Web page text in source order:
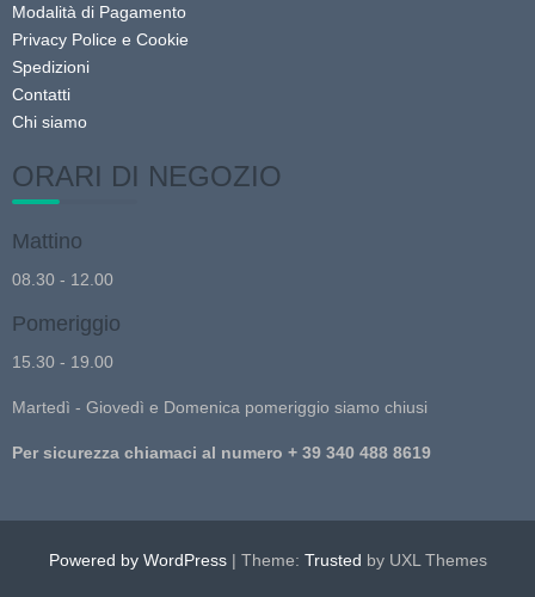
Modalità di Pagamento
Privacy Police e Cookie
Spedizioni
Contatti
Chi siamo
ORARI DI NEGOZIO
Mattino
08.30 - 12.00
Pomeriggio
15.30 - 19.00
Martedì - Giovedì e Domenica pomeriggio siamo chiusi
Per sicurezza chiamaci al numero + 39 340 488 8619
Powered by WordPress | Theme: Trusted by UXL Themes